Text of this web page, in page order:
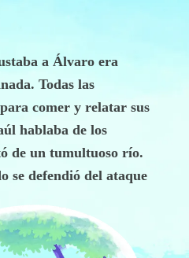
a Álvaro era
Todas las
comer y relatar sus
hablaba de los
de un tumultuoso río.
se defendió del ataque